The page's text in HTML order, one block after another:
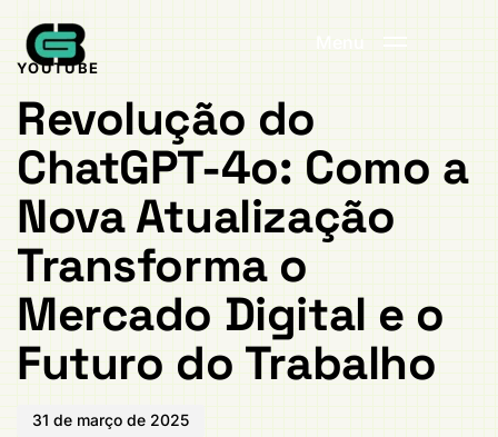
Menu
EM:
YOUTUBE
Revolução do
ChatGPT-4o: Como a
Nova Atualização
Transforma o
Mercado Digital e o
Futuro do Trabalho
em:
31 de março de 2025